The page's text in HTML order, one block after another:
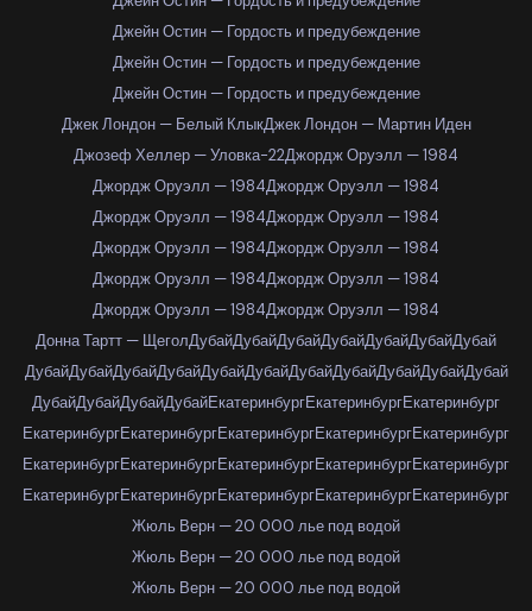
Джейн Остин — Гордость и предубеждение
Джейн Остин — Гордость и предубеждение
Джейн Остин — Гордость и предубеждение
Джек Лондон — Белый КлыкДжек Лондон — Мартин Иден
Джозеф Хеллер — Уловка-22Джордж Оруэлл — 1984
Джордж Оруэлл — 1984Джордж Оруэлл — 1984
Джордж Оруэлл — 1984Джордж Оруэлл — 1984
Джордж Оруэлл — 1984Джордж Оруэлл — 1984
Джордж Оруэлл — 1984Джордж Оруэлл — 1984
Джордж Оруэлл — 1984Джордж Оруэлл — 1984
Донна Тартт — ЩеголДубайДубайДубайДубайДубайДубайДубай
ДубайДубайДубайДубайДубайДубайДубайДубайДубайДубайДубай
ДубайДубайДубайДубайЕкатеринбургЕкатеринбургЕкатеринбург
ЕкатеринбургЕкатеринбургЕкатеринбургЕкатеринбургЕкатеринбург
ЕкатеринбургЕкатеринбургЕкатеринбургЕкатеринбургЕкатеринбург
ЕкатеринбургЕкатеринбургЕкатеринбургЕкатеринбургЕкатеринбург
Жюль Верн — 20 000 лье под водой
Жюль Верн — 20 000 лье под водой
Жюль Верн — 20 000 лье под водой